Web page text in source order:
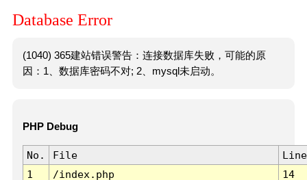
Database Error
(1040) 365建站错误警告：连接数据库失败，可能的原
因：1、数据库密码不对; 2、mysql未启动。
PHP Debug
No. File
Line
1
/index.php 14